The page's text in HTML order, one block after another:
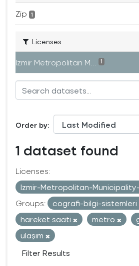
Zip 1
Licenses
Izmir Metropolitan M... 1
Order by
1 dataset found
Licenses:
Izmir-Metropolitan-
Groups:
cografi-bilgi-sistemleri
hareket saati
metro
ulaşım
Filter Results